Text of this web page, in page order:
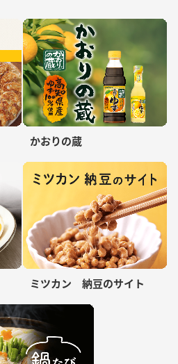
かおりの蔵
ミツカン 納豆のサイト